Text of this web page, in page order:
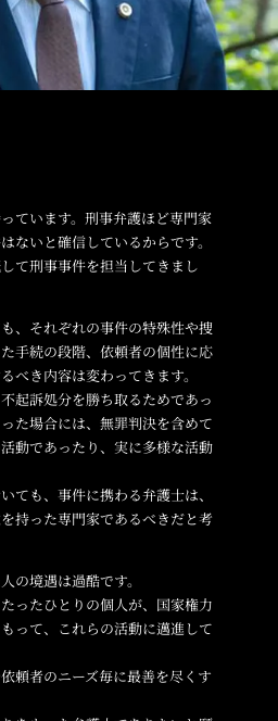
ています。刑事弁護ほど専門家
ないと確信しているからです。
て刑事事件を担当してきまし
、それぞれの事件の特殊性や捜
手続の段階、依頼者の個性に応
べき内容は変わってきます。
起訴処分を勝ち取るためであっ
た場合には、無罪判決を含めて
動であったり、実に多様な活動
ても、事件に携わる弁護士は、
持った専門家であるべきだと考
の境遇は過酷です。
ったひとりの個人が、国家権力
って、これらの活動に邁進して
頼者のニーズ毎に最善を尽くす